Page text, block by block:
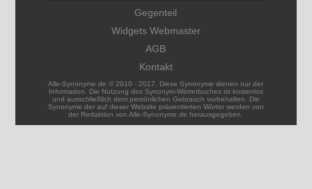
Gegenteil
Widgets Webmaster
AGB
Kontakt
Alle-Synonyme.de © 2010 - 2017. Diese Synonyme dienen nur der
Information. Die Nutzung des Synonym-Wörterbuches ist kostenlos
und ausschließlich dem persönlichen Gebrauch vorbehalten. Die
Synonyme der auf dieser Website präsentierten Wörter werden von
der Redaktion von Alle-Synonyme.de herausgegeben.